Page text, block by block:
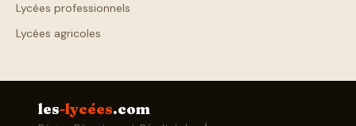
Lycées professionnels
Lycées agricoles
les-lycées.com